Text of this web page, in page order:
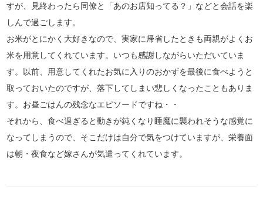
すが、見終わったら同僚と「あのお店知ってる？」などと会話を楽
しんで過ごします。
お米がとにかく大好きなので、実家に帰省したときも両親がよくお
米を用意してくれています。いつも感謝しながらいただいていま
す。以前、用意してくれたお気に入りのおかずを最後に食べようと
取っておいたのですが、落下してしまい悲しくなったこともありま
す。お昼ごはんの残念なエピソードですね・・
それから、食べ過ぎると動きが鈍くなり睡魔に襲われそうな感覚に
なってしまうので、そこだけは自分で気をつけていますが、栄養面
は朝・夜食など嫁さんが気遣ってくれています。